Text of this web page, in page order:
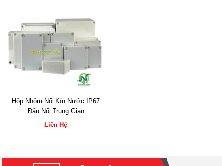
Hộp Nhôm Nổi Kín Nước IP67
Đấu Nối Trung Gian
Liên Hệ